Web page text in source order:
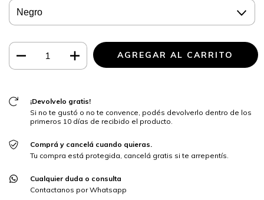
¡Devolvelo gratis!
Si no te gustó o no te convence, podés devolverlo dentro de los
primeros 10 días de recibido el producto.
Comprá y cancelá cuando quieras.
Tu compra está protegida, cancelá gratis si te arrepentís.
Cualquier duda o consulta
Contactanos por Whatsapp